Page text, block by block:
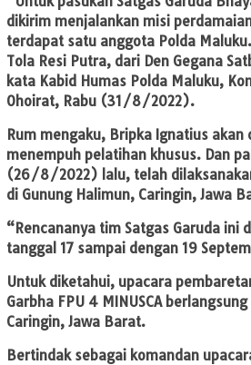
dikirim menjalankan misi
terdapat satu anggota Polda
Tola Resi Putra, dari Den Gegana
kata Kabid Humas Polda Maluku,
Ohoirat, Rabu (31/8/2022).
Rum mengaku, Bripka Ignatius
menempuh pelatihan khusus. Dan
(26/8/2022) lalu, telah
di Gunung Halimun, Caringin, Jawa
“Rencananya tim Satgas Garuda ini
tanggal 17 sampai dengan 19
Untuk diketahui, upacara
Garbha FPU 4 MINUSCA
Caringin, Jawa Barat.
Bertindak sebagai komandan